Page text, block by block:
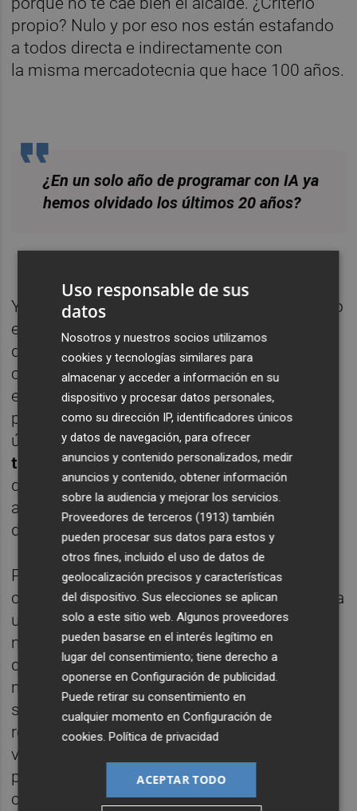
propio? Nulo y por eso nos están estafando
a todos directa e indirectamente con
la misma mercadotecnia que hace 100 años.
¿En un solo año de programar con IA ya
hemos olvidado los últimos 20 años?
Y es que cuando estafan a tu jefe el afectado
eres tú, cuando engañan a tu hijo al que le
duele es a ti y cuando en un hospital se
cuela un pirómano, ardemos todos, aunque
estemos fuera. ¿En un solo año de
programar con IA ya hemos olvidado los
últimos 20 años?Un cerebro no se derrite
tan rápido. Entiendo que un chico de estos
que se están sacando la carrera con IA
abusando de un plan de estudios sí que va
directo al suicidio…
Para el profesional que sabe hacer raíces
cuadradas, si le das una calculadora se oxida
un poco; no se muere. Nos han dado una
muestra gratis de mil cosas que ahora
quieren cobrar con todo el derecho del
mundo, el tema es… ¿Lo necesitamos? Yo
sigo siendo más feliz con música real, libros
reales, arte real y mujeres de alto valor, no
virtuales. Cambiando de sector diría que me
puede gustar ir al McDonald’s de vez en
cuando; yo seguiré comprando Wagyū para
Uso responsable de sus
datos
Nosotros y nuestros socios utilizamos
cookies y tecnologías similares para
almacenar y acceder a información en su
dispositivo y procesar datos personales,
como su dirección IP, identificadores únicos
y datos de navegación, para ofrecer
anuncios y contenido personalizados, medir
anuncios y contenido, obtener información
sobre la audiencia y mejorar los servicios.
Proveedores de terceros (1913) también
pueden procesar sus datos para estos y
otros fines, incluido el uso de datos de
geolocalización precisos y características
del dispositivo. Sus elecciones se aplican
solo a este sitio web. Algunos proveedores
pueden basarse en el interés legítimo en
lugar del consentimiento; tiene derecho a
oponerse enConfiguración de publicidad
Puede retirar su consentimiento en
cualquier momento enConfiguración de
cookies .Política de privacidad
ACEPTAR TODO